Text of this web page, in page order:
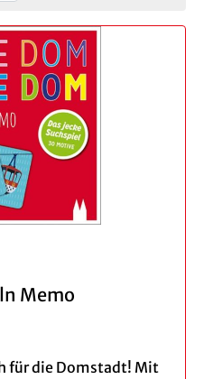
Memo
für die Domstadt! Mit